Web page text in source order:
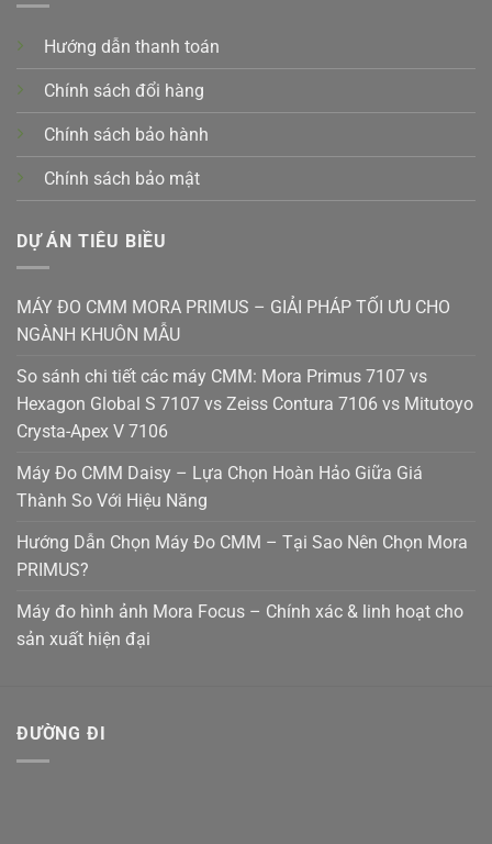
Hướng dẫn thanh toán
Chính sách đổi hàng
Chính sách bảo hành
Chính sách bảo mật
DỰ ÁN TIÊU BIỀU
MÁY ĐO CMM MORA PRIMUS – GIẢI PHÁP TỐI ƯU CHO
NGÀNH KHUÔN MẪU
So sánh chi tiết các máy CMM: Mora Primus 7107 vs
Hexagon Global S 7107 vs Zeiss Contura 7106 vs Mitutoyo
Crysta-Apex V 7106
Máy Đo CMM Daisy – Lựa Chọn Hoàn Hảo Giữa Giá
Thành So Với Hiệu Năng
Hướng Dẫn Chọn Máy Đo CMM – Tại Sao Nên Chọn Mora
PRIMUS?
Máy đo hình ảnh Mora Focus – Chính xác & linh hoạt cho
sản xuất hiện đại
ĐƯỜNG ĐI